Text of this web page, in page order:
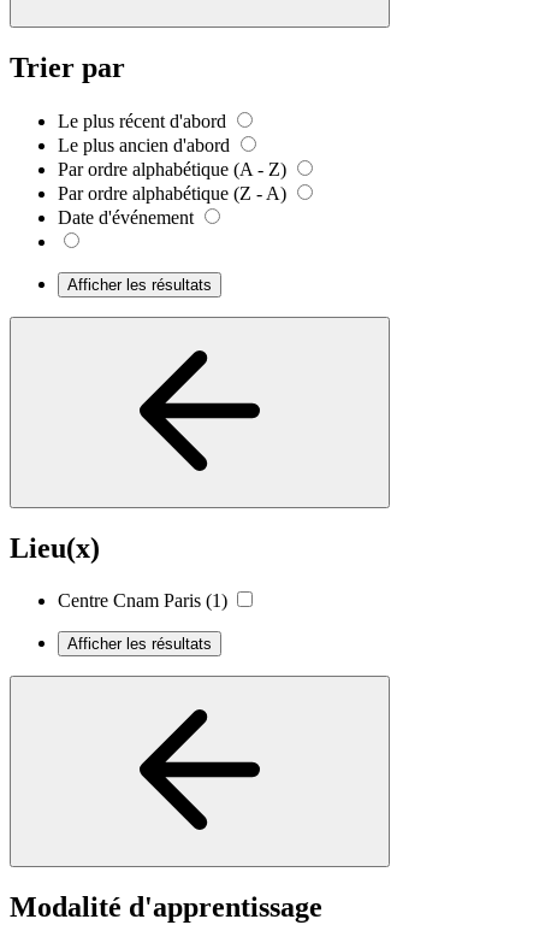
Trier par
Le plus récent d'abord
Le plus ancien d'abord
Par ordre alphabétique (A - Z)
Par ordre alphabétique (Z - A)
Date d'événement
Afficher les résultats
Lieu(x)
Centre Cnam Paris (1)
Afficher les résultats
Modalité d'apprentissage